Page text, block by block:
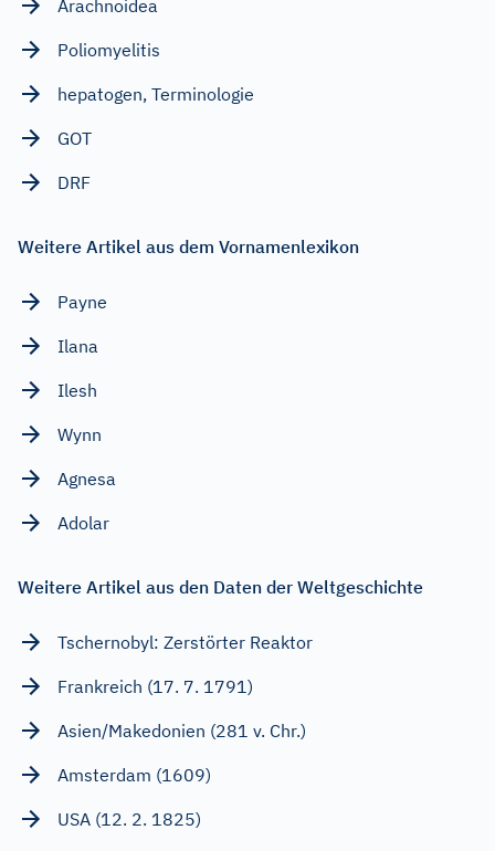
Arachnoidea
Poliomyelitis
hepatogen, Terminologie
GOT
DRF
Weitere Artikel aus dem Vornamenlexikon
Payne
Ilana
Ilesh
Wynn
Agnesa
Adolar
Weitere Artikel aus den Daten der Weltgeschichte
Tschernobyl: Zerstörter Reaktor
Frankreich (17. 7. 1791)
Asien/Makedonien (281 v. Chr.)
Amsterdam (1609)
USA (12. 2. 1825)